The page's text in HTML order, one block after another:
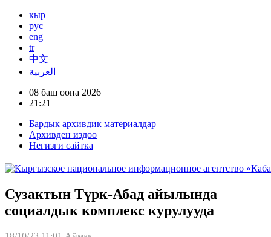
кыр
рус
eng
tr
中文
العربية
08 баш оона 2026
21:21
Бардык архивдик материалдар
Архивден издөө
Негизги сайтка
Сузактын Түрк-Абад айылында
социалдык комплекс курулууда